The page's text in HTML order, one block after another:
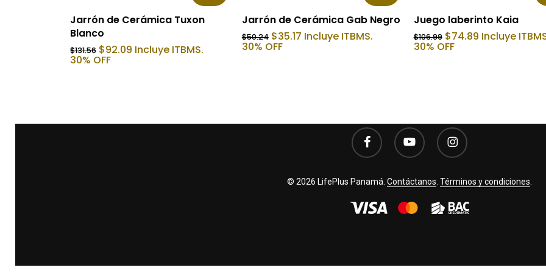
Añadir Al Carrito
Jarrón de Cerámica Tuxon
Blanco
$131.56 El
precio
$92.09 El
precio
Incluye ITBMS.
30% OFF
Añadir Al Carrito
Jarrón de Cerámica Gab Negro
$50.24 El
precio
$35.17El
precio
Incluye ITBMS.
30% OFF
Añadir Al Carrito
Juego laberinto Kaia
$106.99 El
precio
$74.89El
precio
Incluye
30% OFF
facebook youtube instagram
© 2026 LifePlus Panamá. Contáctanos Términos y condiciones